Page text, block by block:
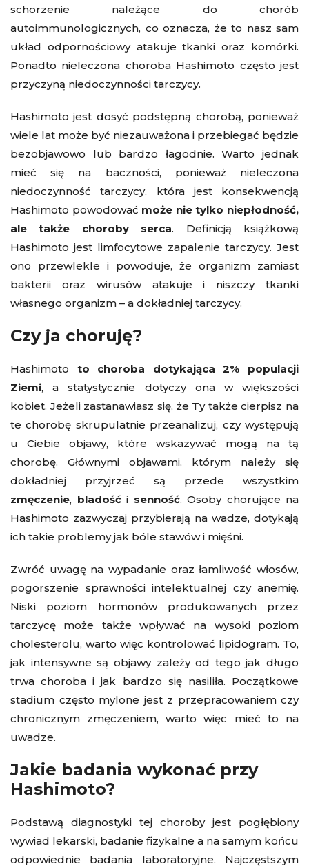
schorzenie należące do chorób
autoimmunologicznych, co oznacza, że to nasz sam
układ odpornościowy atakuje tkanki oraz komórki.
Ponadto nieleczona choroba Hashimoto często jest
przyczyną niedoczynności tarczycy.
Hashimoto jest dosyć podstępną chorobą, ponieważ
wiele lat może być niezauważona i przebiegać będzie
bezobjawowo lub bardzo łagodnie. Warto jednak
mieć się na baczności, ponieważ nieleczona
niedoczynność tarczycy, która jest konsekwencją
Hashimoto powodować może nie tylko niepłodność,
ale także choroby serca. Definicją książkową
Hashimoto jest limfocytowe zapalenie tarczycy. Jest
ono przewlekle i powoduje, że organizm zamiast
bakterii oraz wirusów atakuje i niszczy tkanki
własnego organizm – a dokładniej tarczycy.
Czy ja choruję?
Hashimoto to choroba dotykająca 2% populacji
Ziemi, a statystycznie dotyczy ona w większości
kobiet. Jeżeli zastanawiasz się, że Ty także cierpisz na
te chorobę skrupulatnie przeanalizuj, czy występują
u Ciebie objawy, które wskazywać mogą na tą
chorobę. Głównymi objawami, którym należy się
dokładniej przyjrzeć są przede wszystkim
zmęczenie, bladośći senność. Osoby chorujące na
Hashimoto zazwyczaj przybierają na wadze, dotykają
ich takie problemy jak bóle stawów i mięśni.
Zwróć uwagę na wypadanie oraz łamliwość włosów,
pogorszenie sprawności intelektualnej czy anemię.
Niski poziom hormonów produkowanych przez
tarczycę może także wpływać na wysoki poziom
cholesterolu, warto więc kontrolować lipidogram. To,
jak intensywne są objawy zależy od tego jak długo
trwa choroba i jak bardzo się nasiliła. Początkowe
stadium często mylone jest z przepracowaniem czy
chronicznym zmęczeniem, warto więc mieć to na
uwadze.
Jakie badania wykonać przy
Hashimoto?
Podstawą diagnostyki tej choroby jest pogłębiony
wywiad lekarski, badanie fizykalne a na samym końcu
odpowiednie badania laboratoryjne. Najczęstszym